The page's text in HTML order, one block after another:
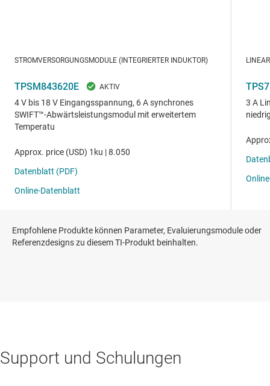
Empfohlene Produkte können Parameter, Evaluierungsmodule oder
Referenzdesigns zu diesem TI-Produkt beinhalten.
Support und Schulungen